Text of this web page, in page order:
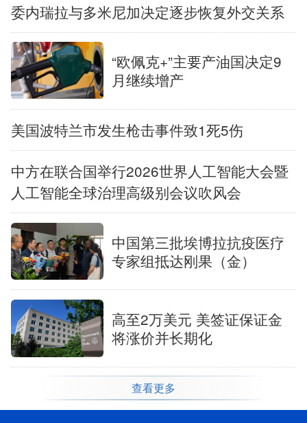
委内瑞拉与多米尼加决定逐步恢复外交关系
“欧佩克+”主要产油国决定9
月继续增产
美国波特兰市发生枪击事件致1死5伤
中方在联合国举行2026世界人工智能大会暨
人工智能全球治理高级别会议吹风会
中国第三批埃博拉抗疫医疗
专家组抵达刚果（金）
高至2万美元 美签证保证金
将涨价并长期化
查看更多